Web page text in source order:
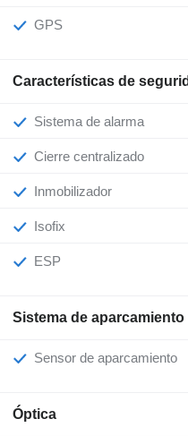
GPS
Características de
Sistema de alarma
Cierre centralizado
Inmobilizador
Isofix
ESP
Sistema de
Sensor de aparcamiento
Óptica